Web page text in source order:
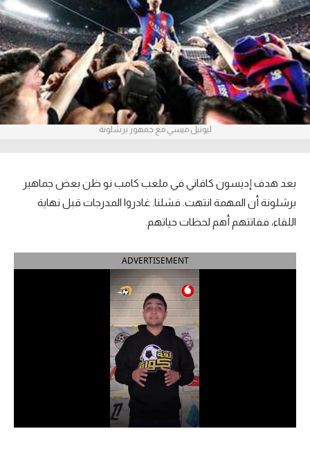
آراء حرة
ركن الألعاب
بطولات
أمريكا 2026
الدوري الإنجليزي الممتاز
الدوري الإسباني
الدوري السعودي للمحترفين
دوري أبطال إفريقيا
ليونيل ميسي مع جمهور برشلونة
بعد هدف إديسون كافاني في ملعب كامب نو ظن بعض جماهير
برشلونة أن المهمة انتهت. فشلنا. غادروا المدرجات قبل نهاية
اللقاء، ففاتتهم أهم لحظات حياتهم.
ADVERTISEMENT